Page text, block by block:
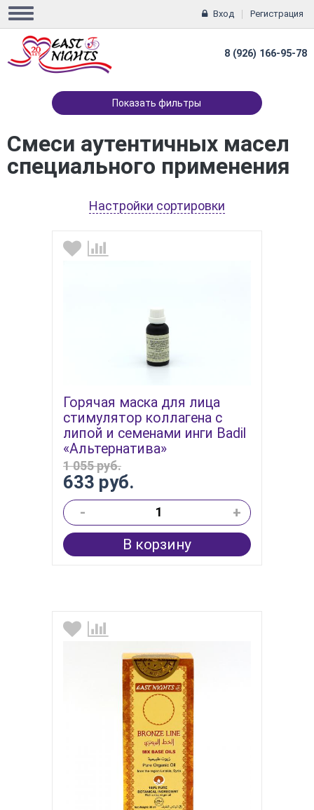
Вход Регистрация
8 (926) 166-95-78
Показать фильтры
Смеси аутентичных масел
специального применения
Настройки сортировки
Горячая маска для лица
стимулятор коллагена с
липой и семенами инги Badil
«Альтернатива»
633 руб.
1 055 руб.
-
+
В корзину